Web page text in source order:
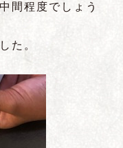
間程度でしょう
た。